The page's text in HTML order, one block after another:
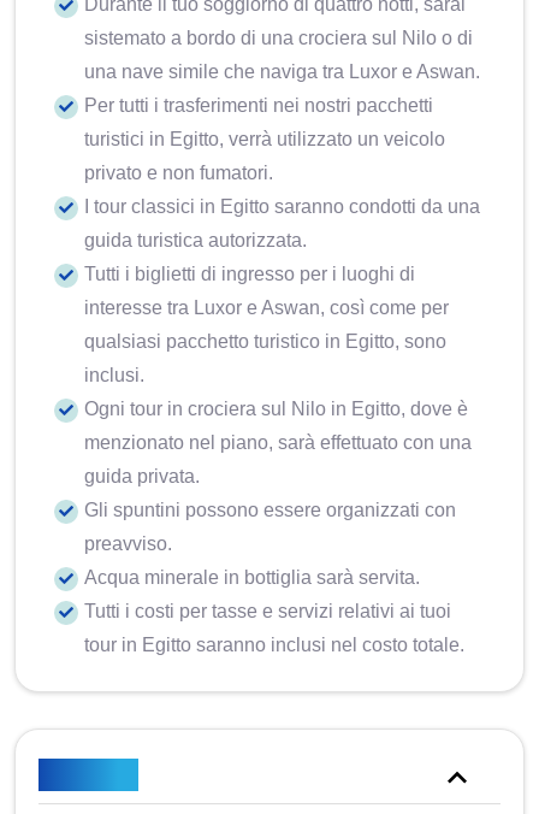
Durante il tuo soggiorno di quattro notti, sarai
sistemato a bordo di una crociera sul Nilo o di
una nave simile che naviga tra Luxor e Aswan.
Per tutti i trasferimenti nei nostri pacchetti
turistici in Egitto, verrà utilizzato un veicolo
privato e non fumatori.
I tour classici in Egitto saranno condotti da una
guida turistica autorizzata.
Tutti i biglietti di ingresso per i luoghi di
interesse tra Luxor e Aswan, così come per
qualsiasi pacchetto turistico in Egitto, sono
inclusi.
Ogni tour in crociera sul Nilo in Egitto, dove è
menzionato nel piano, sarà effettuato con una
guida privata.
Gli spuntini possono essere organizzati con
preavviso.
Acqua minerale in bottiglia sarà servita.
Tutti i costi per tasse e servizi relativi ai tuoi
tour in Egitto saranno inclusi nel costo totale.